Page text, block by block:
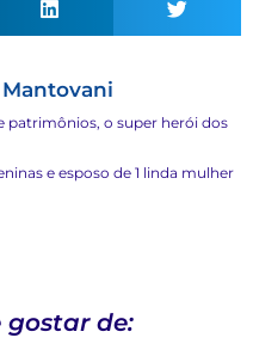
patrimônios, o super herói dos
e esposo de 1 linda mulher
gostar de: